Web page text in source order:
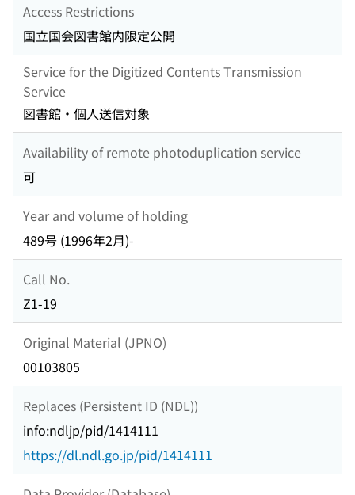
Access Restrictions
国立国会図書館内限定公開
Service for the Digitized Contents Transmission
Service
図書館・個人送信対象
Availability of remote photoduplication service
可
Year and volume of holding
489号 (1996年2月)-
Call No.
Z1-19
Original Material (JPNO)
00103805
Replaces (Persistent ID (NDL))
info:ndljp/pid/1414111
https://dl.ndl.go.jp/pid/1414111